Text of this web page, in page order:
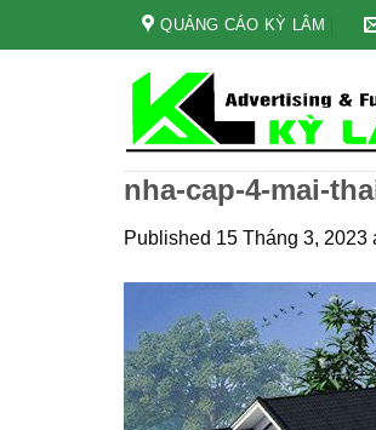
QUẢNG CÁO KỲ LÂM
nha-cap-4-mai-
Published 15 Tháng 3, 2023